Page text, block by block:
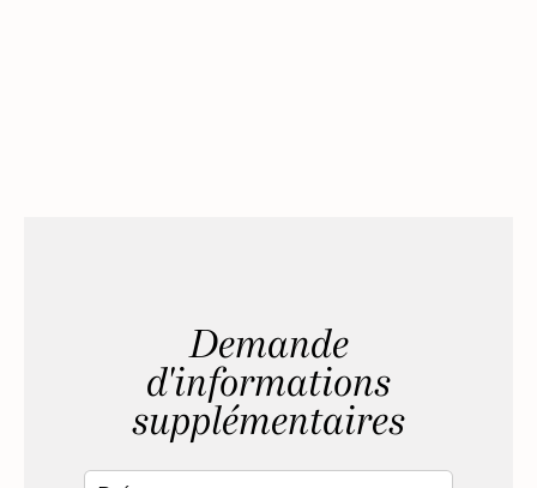
Demande
d'informations
supplémentaires